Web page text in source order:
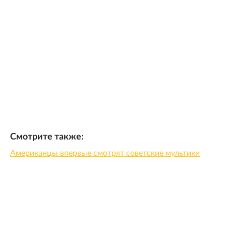
Смотрите также:
Американцы впервые смотрят советские мультики